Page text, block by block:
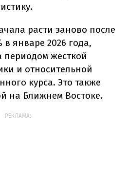
расти заново после
в январе 2026 года,
периодом жесткой
и относительной
курса. Это также
на Ближнем Востоке.
РЕКЛАМА: